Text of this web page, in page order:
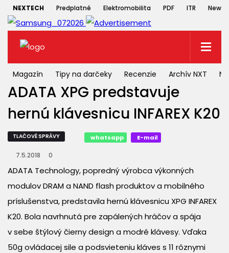
NEXTECH Predplatné Elektromobilita PDF ITR
Magazín Tipy na darčeky Recenzie Archív NXT
ADATA XPG predstavuje
hernú klávesnicu INFAREX K20
TLAČOVÉ SPRÁVY whatsapp E-mail
7.5.2018 0
ADATA Technology, popredný výrobca výkonných
modulov DRAM a NAND flash produktov a mobilného
príslušenstva, predstavila hernú klávesnicu XPG INFAREX
K20. Bola navrhnutá pre zapálených hráčov a spája
v sebe štýlový čierny design a modré klávesy. Vďaka
50g ovládacej sile a podsvieteniu kláves s 11 rôznymi